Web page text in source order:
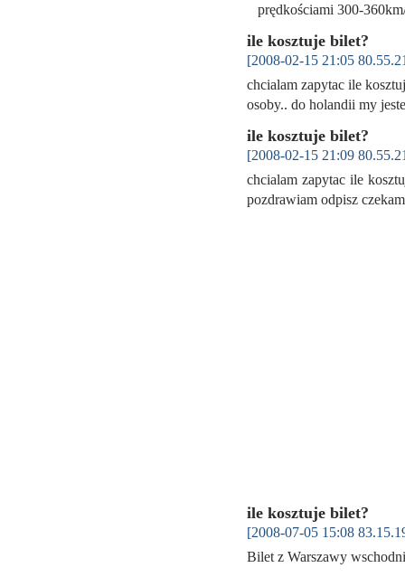
prędkościami 300-
ile kosztuje bilet?
[2008-02-15 21:05
chcialam zapytac ile
osoby.. do holandii my
ile kosztuje bilet?
[2008-02-15 21:09
chcialam zapytac ile
pozdrawiam odpisz
ile kosztuje bilet?
[2008-07-05 15:08
Bilet z Warszawy